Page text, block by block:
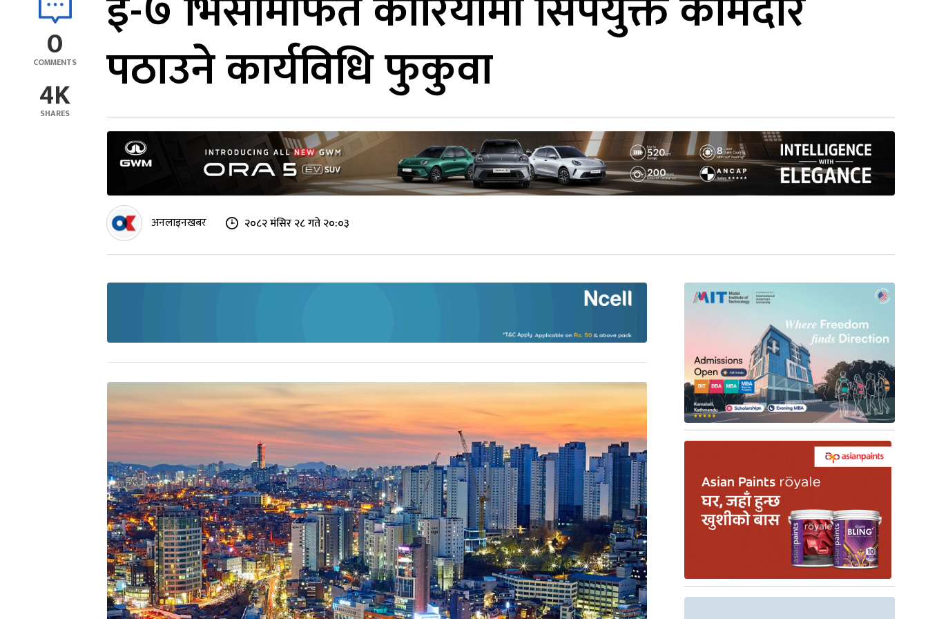
0
COMMENTS
4K
SHARES
पठाउने कार्यविधि फुकुवा
अनलाइनखबर २०८२ मंसिर २८ गते २०:०३